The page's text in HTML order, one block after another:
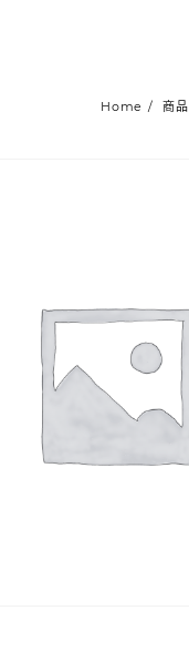
Home 商品